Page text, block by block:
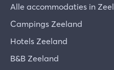
Alle accommodaties in
Campings Zeeland
Hotels Zeeland
B&B Zeeland